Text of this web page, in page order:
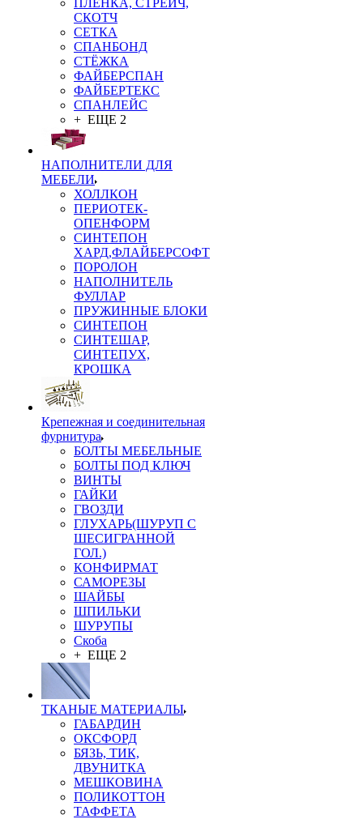
ПЛЁНКА, СТРЕЙЧ,
СКОТЧ
СЕТКА
СПАНБОНД
СТЁЖКА
ФАЙБЕРСПАН
ФАЙБЕРТЕКС
СПАНЛЕЙС
+ ЕЩЕ 2
НАПОЛНИТЕЛИ ДЛЯ
МЕБЕЛИ
ХОЛЛКОН
ПЕРИОТЕК-
ОПЕНФОРМ
СИНТЕПОН
ХАРД,ФЛАЙБЕРСОФТ
ПОРОЛОН
НАПОЛНИТЕЛЬ
ФУЛЛАР
ПРУЖИННЫЕ БЛОКИ
СИНТЕПОН
СИНТЕШАР,
СИНТЕПУХ,
КРОШКА
Крепежная и соединительная
фурнитура
БОЛТЫ МЕБЕЛЬНЫЕ
БОЛТЫ ПОД КЛЮЧ
ВИНТЫ
ГАЙКИ
ГВОЗДИ
ГЛУХАРЬ(ШУРУП С
ШЕСИГРАННОЙ
ГОЛ.)
КОНФИРМАТ
САМОРЕЗЫ
ШАЙБЫ
ШПИЛЬКИ
ШУРУПЫ
Скоба
+ ЕЩЕ 2
ТКАНЫЕ МАТЕРИАЛЫ
ГАБАРДИН
ОКСФОРД
БЯЗЬ, ТИК,
ДВУНИТКА
МЕШКОВИНА
ПОЛИКОТТОН
ТАФФЕТА